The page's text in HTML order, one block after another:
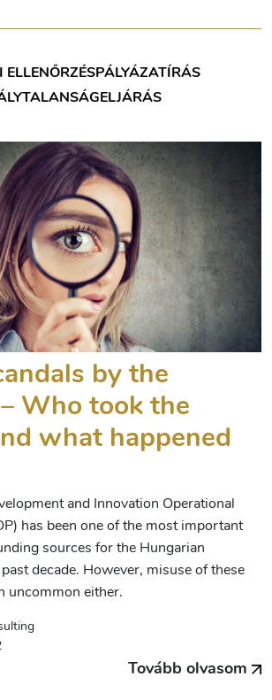
ELLENŐRZÉSPÁLYÁZATÍRÁS
ELJÁRÁS
by the
Who took the
what happened
and Innovation Operational
has been one of the most important
sources for the Hungarian
decade. However, misuse of these
uncommon either.
Tovább olvasom